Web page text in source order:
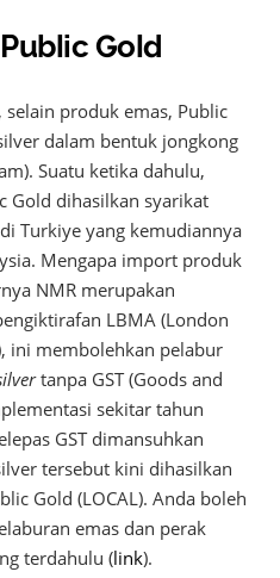
Gold
produk emas, Public
dalam bentuk jongkong
Suatu ketika dahulu,
Gold dihasilkan syarikat
Turkiye yang kemudiannya
Mengapa import produk
NMR merupakan
LBMA (London
ini membolehkan pelabur
tanpa GST (Goods and
sekitar tahun
GST dimansuhkan
tersebut kini dihasilkan
Gold (LOCAL). Anda boleh
emas dan perak
terdahulu (link).